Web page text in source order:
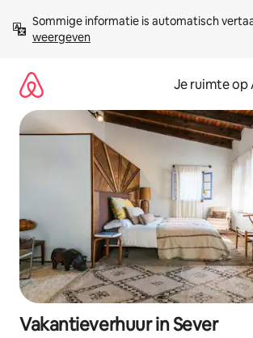
direct
naar
Sommige informatie is automatisch
weergeven
Je ruimte
Vakantieverhuur in Sever